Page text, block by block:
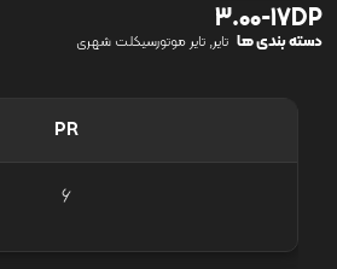
3.00-17DP
دسته بندی ها تایر, تایر موتورسیکلت شهری
PR
6